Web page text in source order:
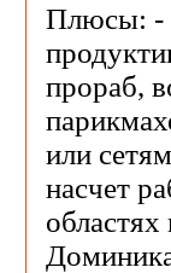
Плюсы: -
прораб,
или
насчет